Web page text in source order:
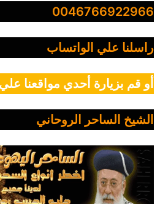
0046766922966
راسلنا علي الواتساب
أو قم بزيارة أحدي مواقعنا
الشيخ الساحر الروحاني